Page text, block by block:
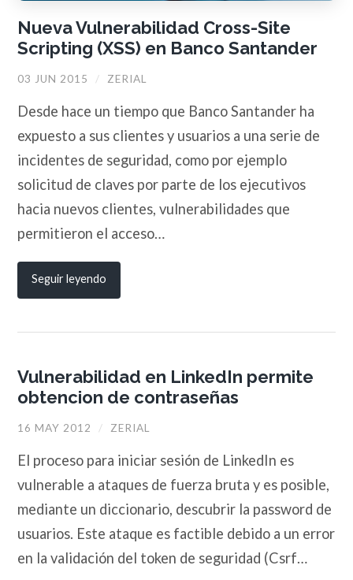
Nueva Vulnerabilidad Cross-Site
Scripting (XSS) en Banco Santander
03 JUN 2015 / ZERIAL
Desde hace un tiempo que Banco Santander ha
expuesto a sus clientes y usuarios a una serie de
incidentes de seguridad, como por ejemplo
solicitud de claves por parte de los ejecutivos
hacia nuevos clientes, vulnerabilidades que
permitieron el acceso…
Seguir leyendo
Vulnerabilidad en LinkedIn permite
obtencion de contraseñas
16 MAY 2012 / ZERIAL
El proceso para iniciar sesión de LinkedIn es
vulnerable a ataques de fuerza bruta y es posible,
mediante un diccionario, descubrir la password de
usuarios. Este ataque es factible debido a un error
en la validación del token de seguridad (Csrf…